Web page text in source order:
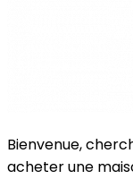
Bienvenue,
acheter une